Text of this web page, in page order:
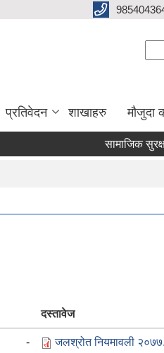
प्रतिवेदन शाखाहरु मौजुदा
सामाजिक
दस्तावेज
-
जलश्रोत नियमावली